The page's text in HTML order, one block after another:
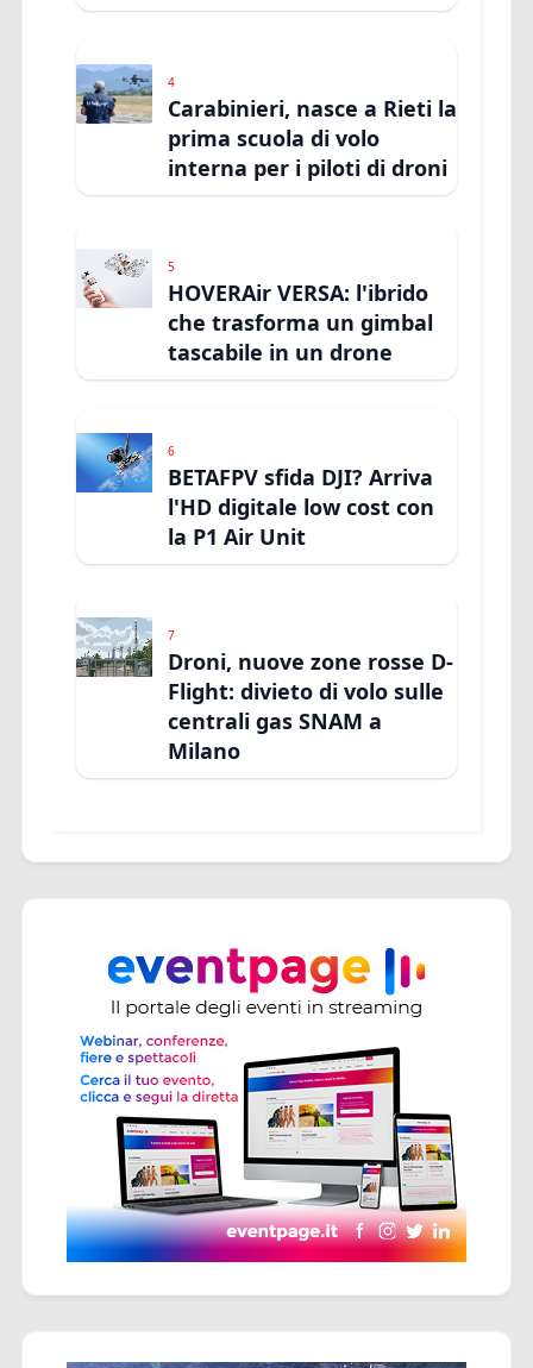
4
Carabinieri, nasce a Rieti la
prima scuola di volo
interna per i piloti di droni
5
HOVERAir VERSA: l'ibrido
che trasforma un gimbal
tascabile in un drone
6
BETAFPV sfida DJI? Arriva
l'HD digitale low cost con
la P1 Air Unit
7
Droni, nuove zone rosse D-
Flight: divieto di volo sulle
centrali gas SNAM a
Milano